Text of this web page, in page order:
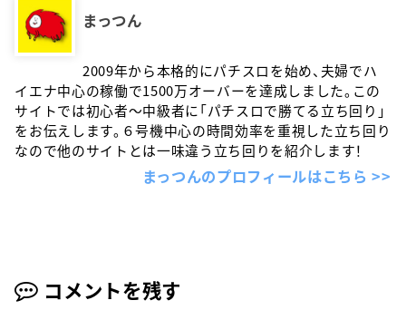
まっつん
2009年から本格的にパチスロを始め、夫婦でハ
イエナ中心の稼働で1500万オーバーを達成しました。この
サイトでは初心者〜中級者に「パチスロで勝てる立ち回り」
をお伝えします。６号機中心の時間効率を重視した立ち回り
なので他のサイトとは一味違う立ち回りを紹介します！
まっつんのプロフィールはこちら >>
コメントを残す